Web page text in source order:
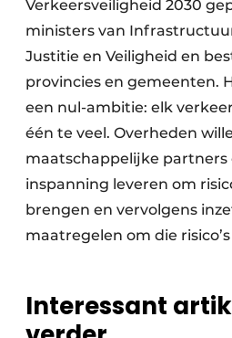
Verkeersveiligheid 2030
ministers van
Justitie en Veiligheid en
provincies en gemeenten.
een nul-ambitie: elk
één te veel. Overheden
maatschappelijke partners
inspanning leveren om
brengen en vervolgens
maatregelen om die
Interessant